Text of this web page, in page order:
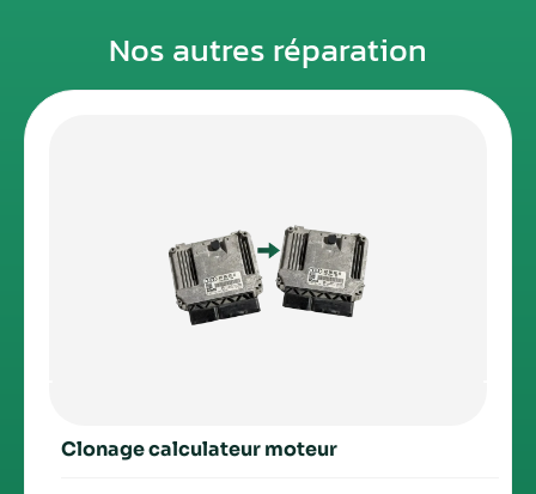
Nos autres réparation
Clonage calculateur moteur